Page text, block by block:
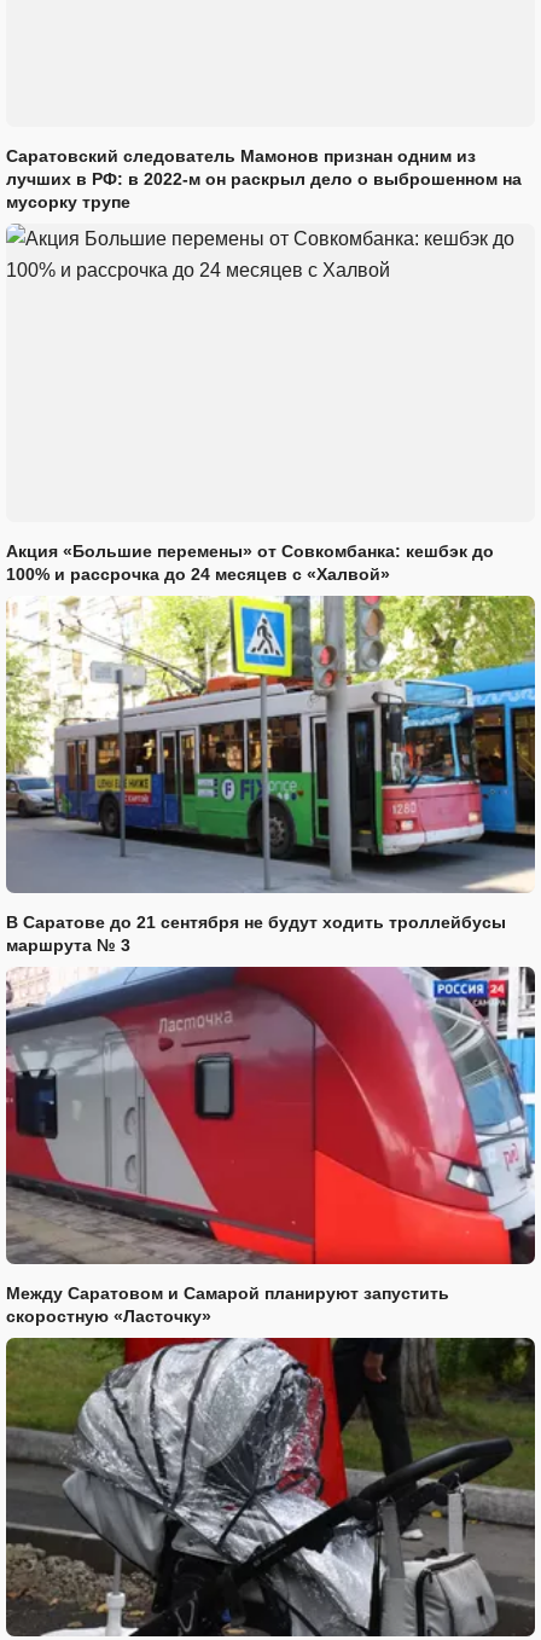
Саратовский следователь Мамонов признан одним из
лучших в РФ: в 2022-м он раскрыл дело о выброшенном на
мусорку трупе
Акция «Большие перемены» от Совкомбанка: кешбэк до
100% и рассрочка до 24 месяцев с «Халвой»
В Саратове до 21 сентября не будут ходить троллейбусы
маршрута № 3
Между Саратовом и Самарой планируют запустить
скоростную «Ласточку»